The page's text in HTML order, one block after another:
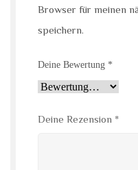
Browser für meinen
speichern.
Deine Bewertung *
Deine Rezension *